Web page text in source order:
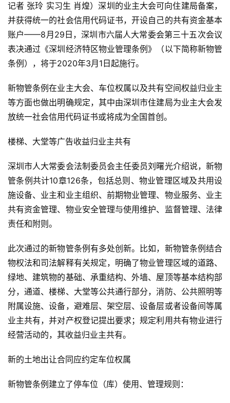
记者 张玲 实习生 肖煌）深圳的业主大会可向住建局备案，
并获得统一的社会信用代码证书，开设自己的共有资金基本
账户——8月29日，深圳市六届人大常委会第三十五次会议
表决通过《深圳经济特区物业管理条例》（以下简称新物管
条例），将于2020年3月1日起施行。
新物管条例在业主大会、车位权属以及共有空间权益归业主
等方面也做出明确规定，其中由深圳市住建局为业主大会发
放统一社会信用代码证书或将成为全国首创。
楼梯、大堂等广告收益归业主共有
深圳市人大常委会法制委员会主任委员刘曙光介绍说，新物
管条例共计10章126条，包括总则、物业管理区域及共用设
施设备、业主和业主组织、前期物业管理、物业服务、业主
共有资金管理、物业安全管理与使用维护、监督管理、法律
责任和附则。
此次通过的新物管条例有多处创新。比如，新物管条例结合
物权法和司法解释有关规定，明确了物业管理区域的道路、
绿地、建筑物的基础、承重结构、外墙、屋顶等基本结构部
分，通道、楼梯、大堂等公共通行部分，消防、公共照明等
附属设施、设备，避难层、架空层、设备层或者设备间等属
业主共有，并对产权登记提出要求；规定利用共有物业进行
经营活动的，其收益归业主共有。
新的土地出让合同应约定车位权属
新物管条例建立了停车位（库）使用、管理规则：